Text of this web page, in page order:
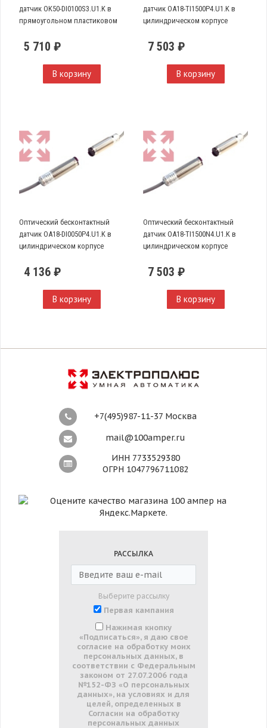
датчик OK50-DI0100S3.U1.K в
прямоугольном пластиковом
5 710 ₽
В корзину
датчик OA18-TI1500P4.U1.K в
цилиндрическом корпусе
7 503 ₽
В корзину
Оптический бесконтактный
датчик OA18-DI0050P4.U1.K в
цилиндрическом корпусе
4 136 ₽
В корзину
Оптический бесконтактный
датчик OA18-TI1500N4.U1.K в
цилиндрическом корпусе
7 503 ₽
В корзину
+7(495)987-11-37 Москва
mail@100amper.ru
ИНН 7733529380
ОГРН 1047796711082
РАССЫЛКА
Выберите рассылку
Первая кампания
Нажимая кнопку
«Подписаться», я даю свое
согласие на обработку моих
персональных данных, в
соответствии с Федеральным
законом от 27.07.2006 года
№152-ФЗ «О персональных
данных», на условиях и для
целей, определенных в
Согласии на обработку
персональных данных